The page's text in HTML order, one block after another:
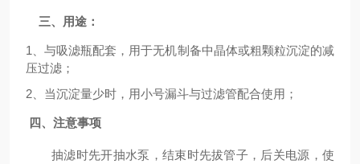
三、 用途：
1、与吸滤瓶配套，用于无机制备中晶体或粗颗粒沉淀的减
压过滤 ；
2、 当沉淀量少时，用小号漏斗与过滤管配合使用 ；
四、注意事项
抽滤时先开抽水泵，结束时先拔管子，后关电源，使